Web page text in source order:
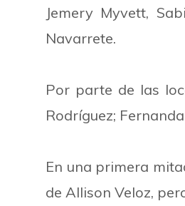
Jemery Myvett,
Navarrete.
Por parte de las
Rodríguez;
En una primera
de Allison Veloz,